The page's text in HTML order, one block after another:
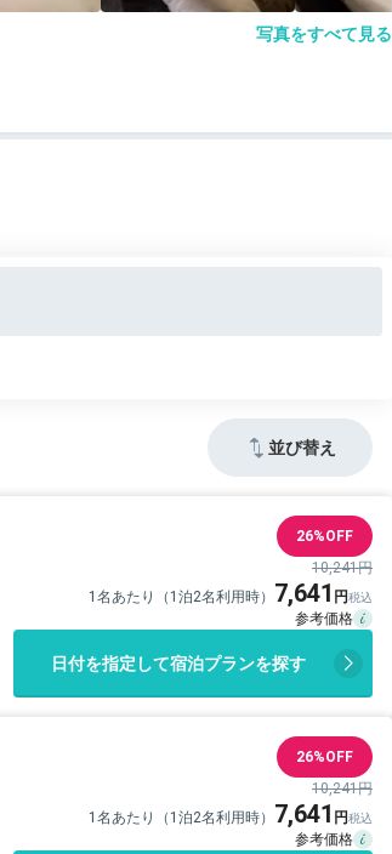
写真をすべて見る
並び替え
26%OFF
10,241円
1名あたり（1泊2名利用時） 7,641
日付を指定して宿泊プランを探す
26%OFF
10,241円
1名あたり（1泊2名利用時） 7,641